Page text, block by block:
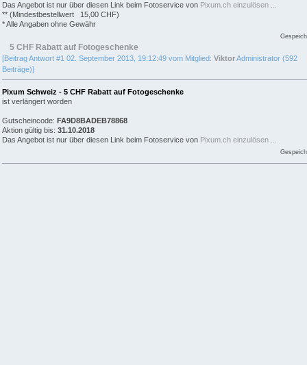
Das Angebot ist nur über diesen Link beim Fotoservice von Pixum.ch einzulösen ...
** (Mindestbestellwert 15,00 CHF)
* Alle Angaben ohne Gewähr
5 CHF Rabatt auf Fotogeschenke
[Beitrag Antwort #1 02. September 2013, 19:12:49 vom Mitglied: ViktorAdministrator (592
Beiträge)]
Pixum Schweiz - 5 CHF Rabatt auf Fotogeschenke
ist verlängert worden
Gutscheincode: FA9D8BADEB78868
Aktion gültig bis: 31.10.2018
Das Angebot ist nur über diesen Link beim Fotoservice von Pixum.ch einzulösen ...